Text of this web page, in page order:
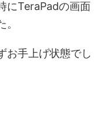
にTeraPadの画面
お手上げ状態でし